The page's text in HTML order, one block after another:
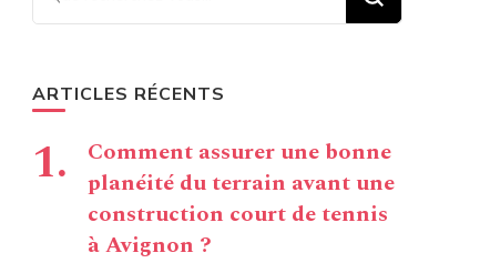
chose ?
ARTICLES RÉCENTS
Comment assurer une bonne
planéité du terrain avant une
construction court de tennis
à Avignon ?